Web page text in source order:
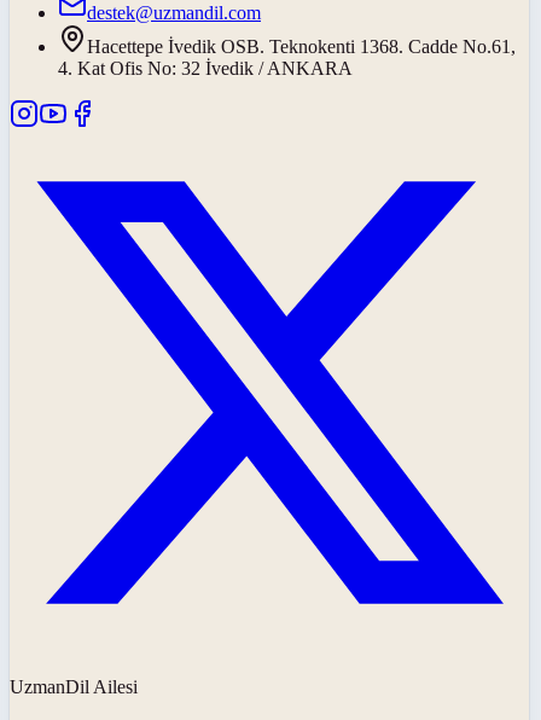
destek@uzmandil.com
Hacettepe İvedik OSB. Teknokenti 1368. Cadde No.61,
4. Kat Ofis No: 32 İvedik / ANKARA
UzmanDil Ailesi